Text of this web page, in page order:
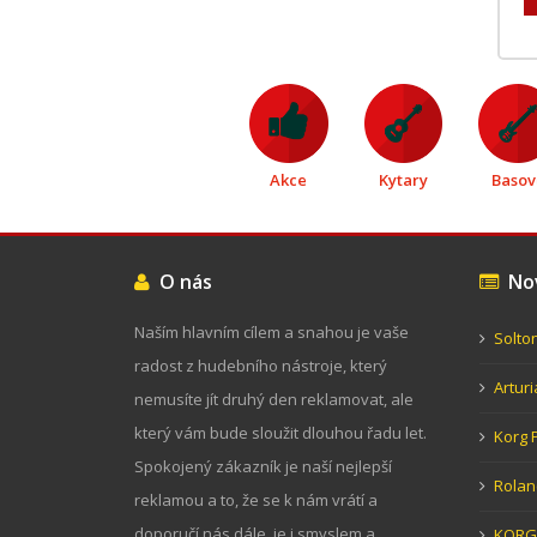
Akce Kytary
O nás
Naším hlavním cílem a snahou je vaše
radost z hudebního nástroje, který
nemusíte jít druhý den reklamovat, ale
který vám bude sloužit dlouhou řadu let.
Spokojený zákazník je naší nejlepší
reklamou a to, že se k nám vrátí a
Korg